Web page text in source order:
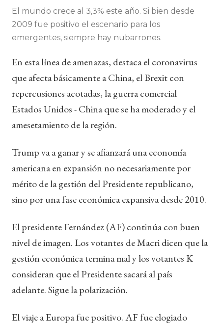
El mundo crece al 3,3% este año. Si bien desde
2009 fue positivo el escenario para los
emergentes, siempre hay nubarrones.
En esta línea de amenazas, destaca el coronavirus
que afecta básicamente a China, el Brexit con
repercusiones acotadas, la guerra comercial
Estados Unidos - China que se ha moderado y el
amesetamiento de la región.
Trump va a ganar y se afianzará una economía
americana en expansión no necesariamente por
mérito de la gestión del Presidente republicano,
sino por una fase económica expansiva desde 2010.
El presidente Fernández (AF) continúa con buen
nivel de imagen. Los votantes de Macri dicen que la
gestión económica termina mal y los votantes K
consideran que el Presidente sacará al país
adelante. Sigue la polarización.
El viaje a Europa fue positivo. AF fue elogiado